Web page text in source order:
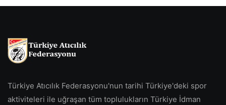
Türkiye Atıcılık Federasyonu'nun tarihi Türkiye'deki spor
aktiviteleri ile uğraşan tüm toplulukların Türkiye İdman